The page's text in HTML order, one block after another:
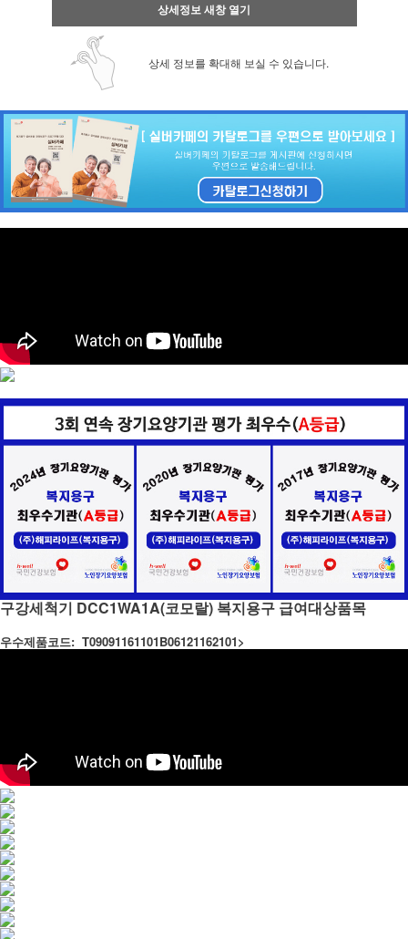
상세정보 새창 열기
상세 정보를 확대해 보실 수 있습니다.
구강세척기 DCC1WA1A(코모랄) 복지용구 급여대상품목
우수제품코드: T09091161101B06121162101>